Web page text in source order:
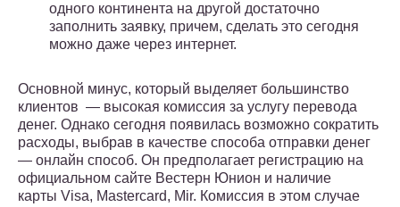
одного континента на другой достаточно
заполнить заявку, причем, сделать это сегодня
можно даже через интернет.
Основной минус, который выделяет большинство
клиентов — высокая комиссия за услугу перевода
денег. Однако сегодня появилась возможно сократить
расходы, выбрав в качестве способа отправки денег
— онлайн способ. Он предполагает регистрацию на
официальном сайте Вестерн Юнион и наличие
карты Visa, Mastercard, Mir. Комиссия в этом случае